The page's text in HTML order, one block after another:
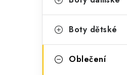
t
r
e
o
Boty dětské
Oblečení